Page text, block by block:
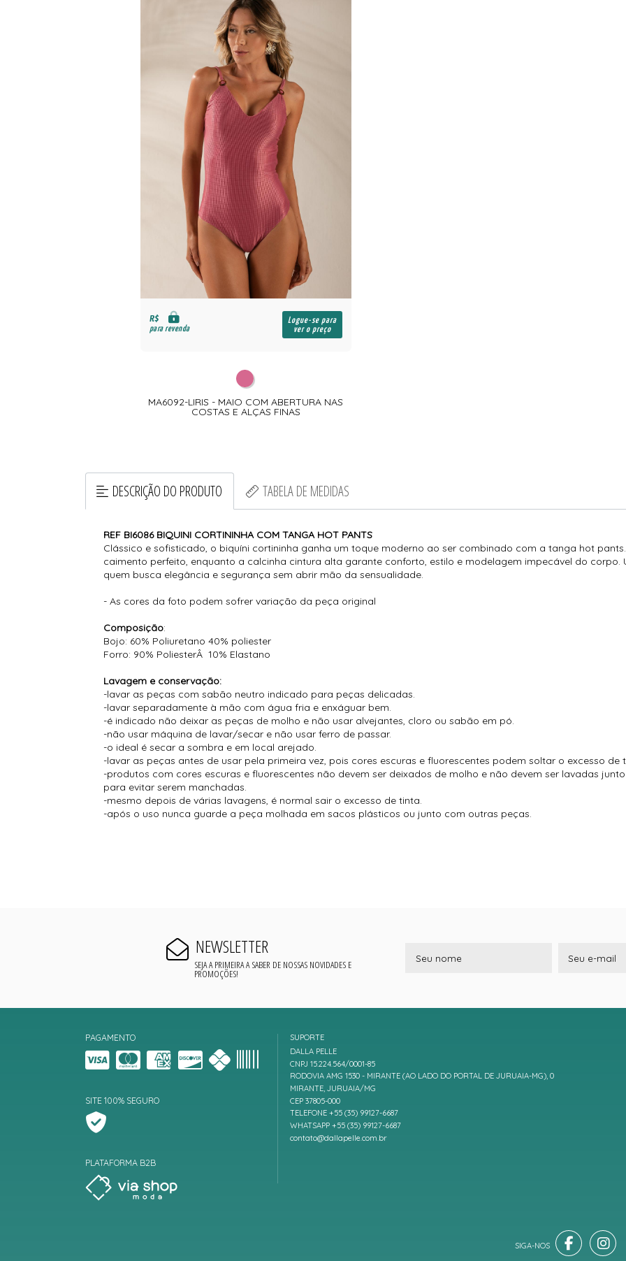
R$
para revenda
Logue-se para
ver o preço
MA6092-LIRIS - MAIO COM ABERTURA NAS
COSTAS E ALÇAS FINAS
DESCRIÇÃO DO PRODUTO TABELA DE MEDIDAS
REF BI6086 BIQUINI CORTININHA COM TANGA HOT PANTS
Clássico e sofisticado, o biquíni cortininha ganha um toque moderno ao ser combinado com a tanga hot
caimento perfeito, enquanto a calcinha cintura alta garante conforto, estilo e modelagem impecável do
quem busca elegância e segurança sem abrir mão da sensualidade.
- As cores da foto podem sofrer variação da peça original
Composição:
Bojo: 60% Poliuretano 40% poliester
Forro: 90% PoliesterÂ 10% Elastano
Lavagem e conservação:
-lavar as peças com sabão neutro indicado para peças delicadas.
-lavar separadamente à mão com água fria e enxáguar bem.
-é indicado não deixar as peças de molho e não usar alvejantes, cloro ou sabão em pó.
-não usar máquina de lavar/secar e não usar ferro de passar.
-o ideal é secar a sombra e em local arejado.
-lavar as peças antes de usar pela primeira vez, pois cores escuras e fluorescentes podem soltar o excesso de
-produtos com cores escuras e fluorescentes não devem ser deixados de molho e não devem ser lavadas
para evitar serem manchadas.
-mesmo depois de várias lavagens, é normal sair o excesso de tinta.
-após o uso nunca guarde a peça molhada em sacos plásticos ou junto com outras peças.
NEWSLETTER
SEJA A PRIMEIRA A SABER DE NOSSAS NOVIDADES E
PROMOÇÕES!
PAGAMENTO
SITE 100% SEGURO
PLATAFORMA B2B
SUPORTE
DALLA PELLE
CNPJ 15.224.564/0001-85
RODOVIA AMG 1530 - MIRANTE (AO LADO DO PORTAL DE JURUAIA-MG), 0
MIRANTE, JURUAIA/MG
CEP 37805-000
TELEFONE +55 (35) 99127-6687
WHATSAPP +55 (35) 99127-6687
contato@dallapelle.com.br